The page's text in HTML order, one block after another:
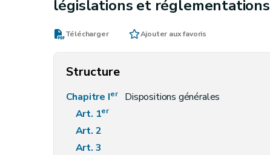
législations et réglementations
Télécharger Ajouter aux favoris
Structure
Chapitre Ier
Dispositions générales
Art. 1er
Art. 2
Art. 3